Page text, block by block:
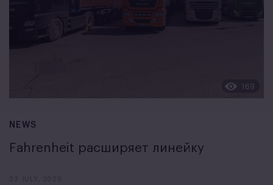
169
NEWS
Fahrenheit расширяет линейку